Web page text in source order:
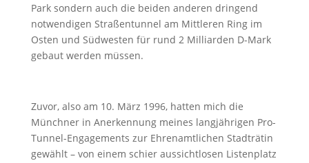
Park sondern auch die beiden anderen dringend
notwendigen Straßentunnel am Mittleren Ring im
Osten und Südwesten für rund 2 Milliarden D-Mark
gebaut werden müssen.
Zuvor, also am 10. März 1996, hatten mich die
Münchner in Anerkennung meines langjährigen Pro-
Tunnel-Engagements zur Ehrenamtlichen Stadträtin
gewählt – von einem schier aussichtlosen Listenplatz